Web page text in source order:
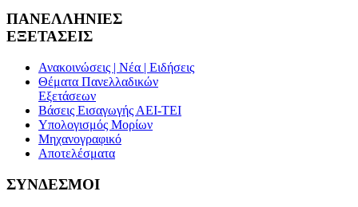
ΠΑΝΕΛΛΗΝΙΕΣ
ΕΞΕΤΑΣΕΙΣ
Ανακοινώσεις | Νέα | Ειδήσεις
Θέματα Πανελλαδικών
Εξετάσεων
Βάσεις Εισαγωγής ΑΕΙ-ΤΕΙ
Υπολογισμός Μορίων
Μηχανογραφικό
Αποτελέσματα
ΣΥΝΔΕΣΜΟΙ